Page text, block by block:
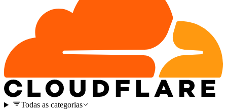
Todas as categorias